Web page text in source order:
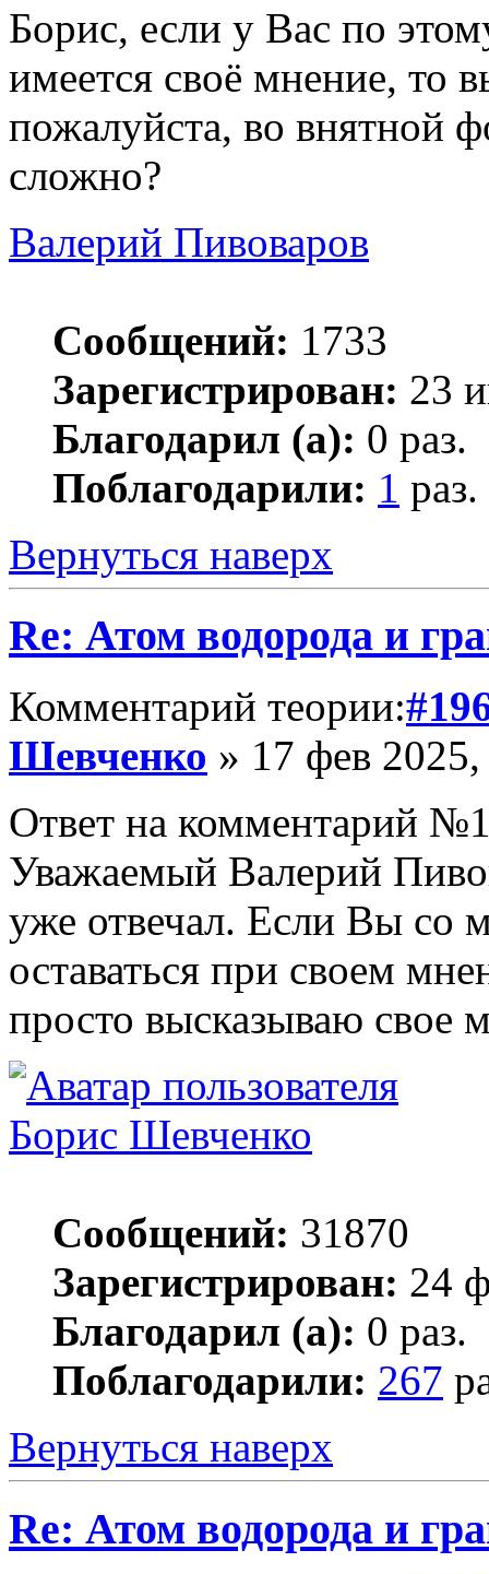
Борис, если у Вас по
имеется своё мнение, то
пожалуйста, во внятной
сложно?
Валерий Пивоваров
Сообщений: 1733
Зарегистрирован: 23
Благодарил (а): 0 раз.
Поблагодарили: 1 раз.
Вернуться наверх
Re: Атом водорода и
Комментарий теории:
Шевченко » 17 фев
Ответ на комментарий
Уважаемый Валерий
уже отвечал. Если Вы со
оставаться при своем
просто высказываю свое
Борис Шевченко
Сообщений: 31870
Зарегистрирован: 24
Благодарил (а): 0 раз.
Поблагодарили: 267
Вернуться наверх
Re: Атом водорода и